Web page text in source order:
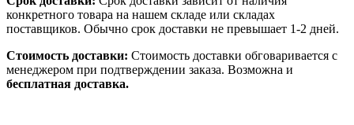
конкретного товара на нашем складе или складах
поставщиков. Обычно срок доставки не превышает 1-2 дней.
Стоимость доставки: Стоимость доставки обговаривается с
менеджером при подтверждении заказа. Возможна и
бесплатная доставка.